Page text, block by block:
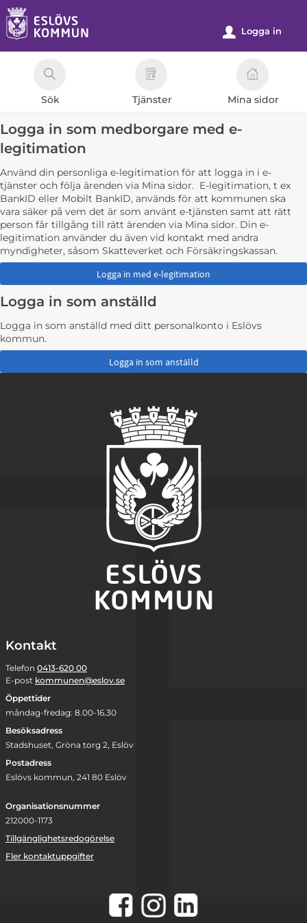
Välkommen
till
e-
tjänster
Eslövs
kommun
Sök Tjänster Mina sidor
u Logga in
Logga in som medborgare med e-
legitimation
Använd din personliga e-legitimation för att logga in i e-
tjänster och följa ärenden via Mina sidor. E-legitimation, t ex
BankID eller Mobilt BankID, används för att kommunen ska
vara säker på vem det är som använt e-tjänsten samt att rätt
person får tillgång till rätt ärenden via Mina sidor. Din e-
legitimation använder du även vid kontakt med andra
myndigheter, såsom Skatteverket och Försäkringskassan.
Logga in som anställd
Logga in som anställd med ditt personalkonto i Eslövs
kommun.
Kontakt
Telefon 0413-620 00
E-post kommunen@eslov.se
Öppettider
måndag-fredag: 8.00-16.30
Besöksadress
Stadshuset, Gröna torg 2, Eslöv
Postadress
Eslövs kommun, 241 80 Eslöv
Organisationsnummer
212000-1173
Tillgänglighetsredogörelse
Fler kontaktuppgifter
Facebook
Instagram